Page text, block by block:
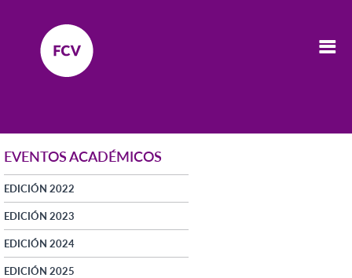
EVENTOS ACADÉMICOS
EDICIÓN 2022
EDICIÓN 2023
EDICIÓN 2024
EDICIÓN 2025